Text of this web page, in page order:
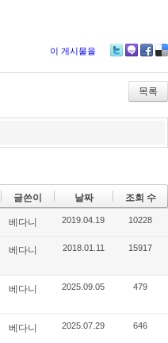
이 게시물을
itte e2
y
ce
bo
ok
lici
ou
s
목록
글쓴이 날짜 조회 수
베다니 2019.04.19 10228
베다니 2018.01.11 15917
베다니 2025.09.05 479
베다니 2025.07.29 646